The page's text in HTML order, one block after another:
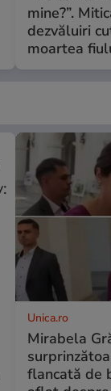
mine?”.
dezvăluiri
moartea
Unica.ro
Mirabela
flancată de